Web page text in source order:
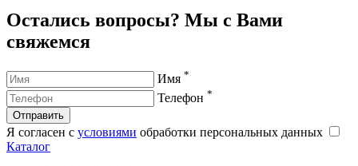
Остались вопросы? Мы с Вами
свяжемся
Имя *
Телефон *
Отправить
Я согласен с условиями обработки персональных данных
Каталог